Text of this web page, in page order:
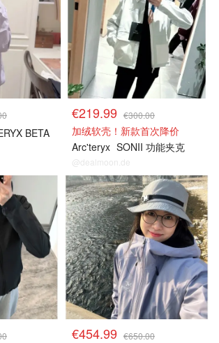
BETA
€219.99 €300.00
加绒软壳！新款首次降价
Arc'teryx SONII 功能夹克
@dealmoon.de
€454.99 €650.00